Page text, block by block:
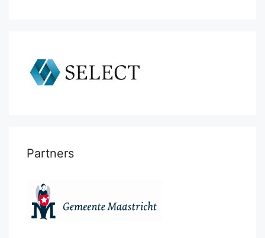
Partners